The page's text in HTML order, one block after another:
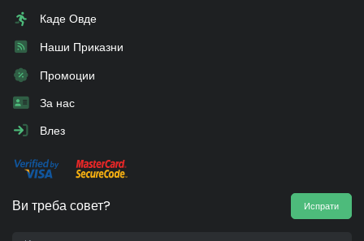
Каде Овде
Наши Приказни
Промоции
За нас
Влез
Ви треба совет? Испрати